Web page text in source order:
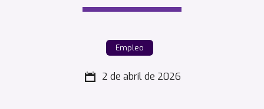
Empleo
2 de abril de 2026